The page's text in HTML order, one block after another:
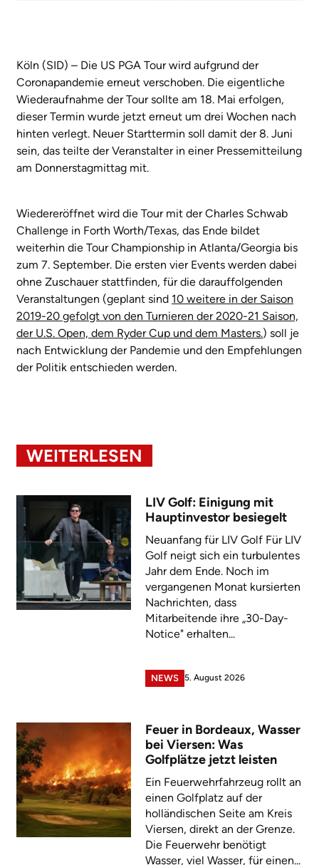
Köln (SID) – Die US PGA Tour wird aufgrund der
Coronapandemie erneut verschoben. Die eigentliche
Wiederaufnahme der Tour sollte am 18. Mai erfolgen,
dieser Termin wurde jetzt erneut um drei Wochen nach
hinten verlegt. Neuer Starttermin soll damit der 8. Juni
sein, das teilte der Veranstalter in einer Pressemitteilung
am Donnerstagmittag mit.
Wiedereröffnet wird die Tour mit der Charles Schwab
Challenge in Forth Worth/Texas, das Ende bildet
weiterhin die Tour Championship in Atlanta/Georgia bis
zum 7. September. Die ersten vier Events werden dabei
ohne Zuschauer stattfinden, für die darauffolgenden
Veranstaltungen (geplant sind 10 weitere in der Saison
2019-20 gefolgt von den Turnieren der 2020-21 Saison,
der U.S. Open, dem Ryder Cup und dem Masters.) soll je
nach Entwicklung der Pandemie und den Empfehlungen
der Politik entschieden werden.
WEITERLESEN
LIV Golf: Einigung mit
Hauptinvestor besiegelt
Neuanfang für LIV Golf Für LIV
Golf neigt sich ein turbulentes
Jahr dem Ende. Noch im
vergangenen Monat kursierten
Nachrichten, dass
Mitarbeitende ihre „30-Day-
Notice" erhalten...
NEWS 5. August 2026
Feuer in Bordeaux, Wasser
bei Viersen: Was
Golfplätze jetzt leisten
Ein Feuerwehrfahrzeug rollt an
einen Golfplatz auf der
holländischen Seite am Kreis
Viersen, direkt an der Grenze.
Die Feuerwehr benötigt
Wasser, viel Wasser, für einen...